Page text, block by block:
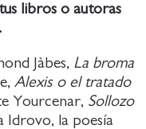
libros o autoras
Jàbes, La broma
Alexis o el tratado
Yourcenar, Sollozo
Idrovo, la poesía